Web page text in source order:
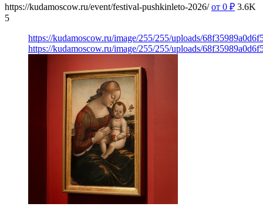
https://kudamoscow.ru/event/festival-pushkinleto-2026/ от 0 ₽ 3.6K
5
https://kudamoscow.ru/image/255/255/uploads/
https://kudamoscow.ru/image/255/255/uploads/